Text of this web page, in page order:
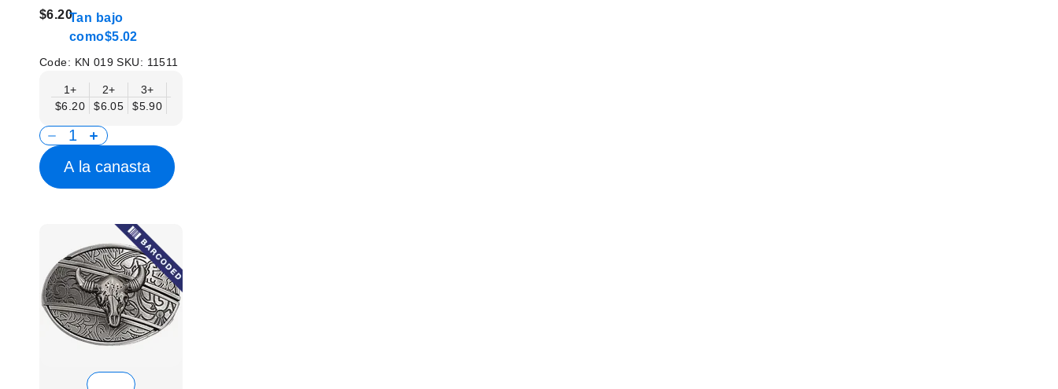
$6.20Tan bajo
como$5.02
Code: KN 019SKU: 11511
1+
$6.20
2+
$6.05
3+
$5.90
A la canasta